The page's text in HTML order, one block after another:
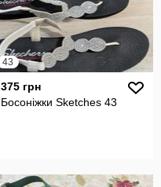
43
375 грн
Босоніжки Sketches 43